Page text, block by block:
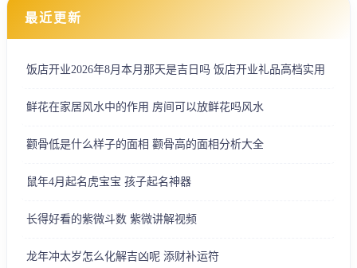
最近更新
饭店开业2026年8月本月那天是吉日吗 饭店开业礼品高档实用
鲜花在家居风水中的作用 房间可以放鲜花吗风水
颧骨低是什么样子的面相 颧骨高的面相分析大全
鼠年4月起名虎宝宝 孩子起名神器
长得好看的紫微斗数 紫微讲解视频
龙年冲太岁怎么化解吉凶呢 添财补运符